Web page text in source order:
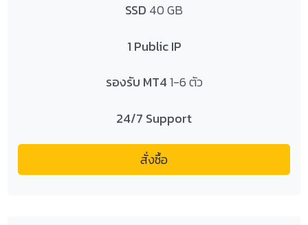
SSD 40 GB
1 Public IP
รองรับ MT41-6 ตัว
24/7 Support
สั่งซื้อ